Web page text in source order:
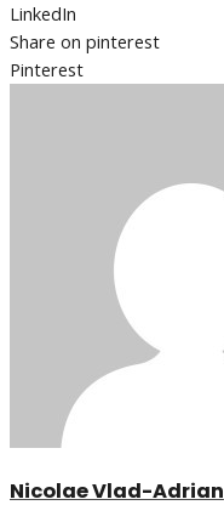
LinkedIn
Share on pinterest
Pinterest
Nicolae Vlad-Adrian